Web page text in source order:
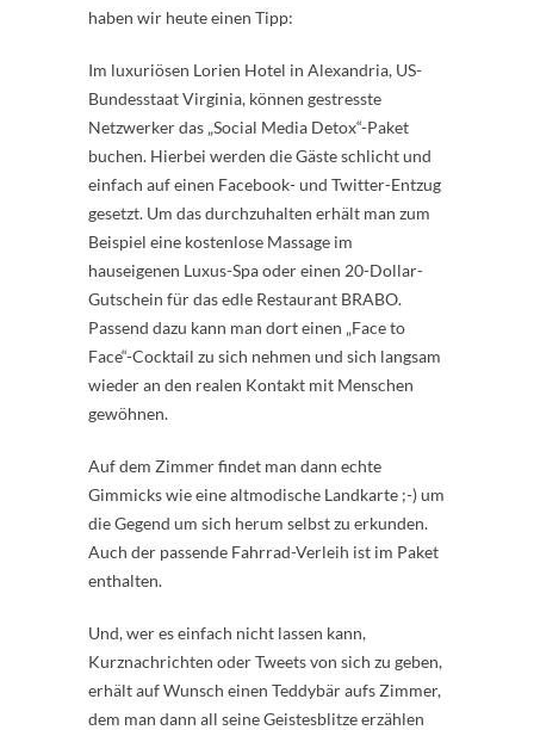
haben wir heute einen Tipp:
Im luxuriösen Lorien Hotel in Alexandria, US-
Bundesstaat Virginia, können gestresste
Netzwerker das „Social Media Detox“-Paket
buchen. Hierbei werden die Gäste schlicht und
einfach auf einen Facebook- und Twitter-Entzug
gesetzt. Um das durchzuhalten erhält man zum
Beispiel eine kostenlose Massage im
hauseigenen Luxus-Spa oder einen 20-Dollar-
Gutschein für das edle Restaurant BRABO.
Passend dazu kann man dort einen „Face to
Face“-Cocktail zu sich nehmen und sich langsam
wieder an den realen Kontakt mit Menschen
gewöhnen.
Auf dem Zimmer findet man dann echte
Gimmicks wie eine altmodische Landkarte ;-) um
die Gegend um sich herum selbst zu erkunden.
Auch der passende Fahrrad-Verleih ist im Paket
enthalten.
Und, wer es einfach nicht lassen kann,
Kurznachrichten oder Tweets von sich zu geben,
erhält auf Wunsch einen Teddybär aufs Zimmer,
dem man dann all seine Geistesblitze erzählen